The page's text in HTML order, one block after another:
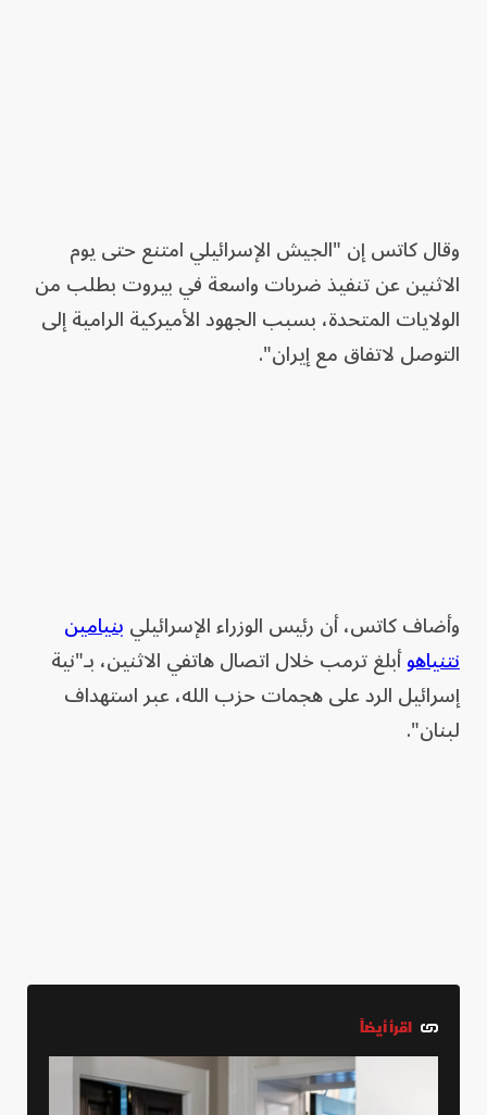
وقال كاتس إن "الجيش الإسرائيلي امتنع حتى يوم
الاثنين عن تنفيذ ضربات واسعة في بيروت بطلب من
الولايات المتحدة، بسبب الجهود الأميركية الرامية إلى
التوصل لاتفاق مع إيران".
وأضاف كاتس، أن رئيس الوزراء الإسرائيليبنيامين
نتنياهوأبلغ ترمب خلال اتصال هاتفي الاثنين، بـ"نية
إسرائيل الرد على هجمات حزب الله، عبر استهداف
لبنان".
اقرأ أيضاً